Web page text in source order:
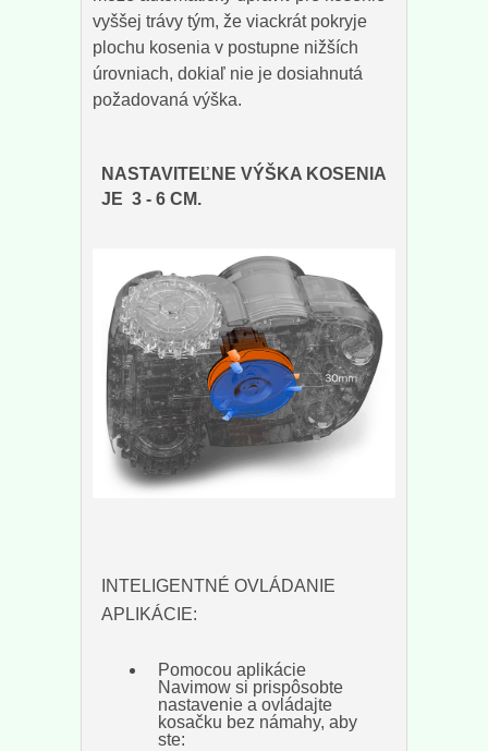
vyššej trávy tým, že viackrát pokryje
plochu kosenia v postupne nižších
úrovniach, dokiaľ nie je dosiahnutá
požadovaná výška.
NASTAVITEĽNE VÝŠKA KOSENIA
JE 3 - 6 CM.
INTELIGENTNÉ OVLÁDANIE
APLIKÁCIE:
Pomocou aplikácie
Navimow si prispôsobte
nastavenie a ovládajte
kosačku bez námahy, aby
ste: